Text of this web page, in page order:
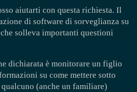
aiutarti con questa richiesta. Il
di software di sorveglianza su
solleva importanti questioni
dichiarata è monitorare un figlio
su come mettere sotto
(anche un familiare)